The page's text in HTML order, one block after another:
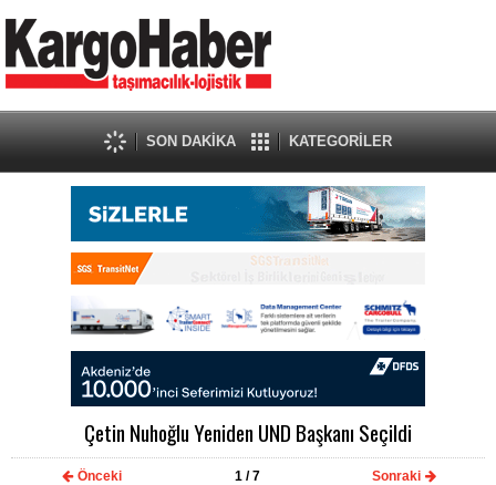
SON DAKİKA KATEGORİLER
Çetin Nuhoğlu Yeniden UND Başkanı Seçildi
Önceki 1 / 7 Sonraki